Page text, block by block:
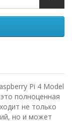
Pi 4 Model
полноценная
не только
но и может